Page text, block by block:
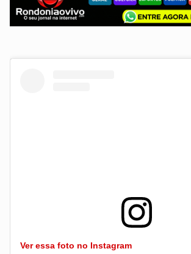
Ver essa foto no Instagram